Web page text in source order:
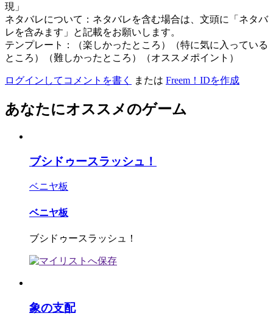
現」
ネタバレについて：ネタバレを含む場合は、文頭に「ネタバ
レを含みます」と記載をお願いします。
テンプレート：（楽しかったところ）（特に気に入っている
ところ）（難しかったところ）（オススメポイント）
ログインしてコメントを書く または Freem！IDを作成
あなたにオススメのゲーム
ブシドゥースラッシュ！
ベニヤ板
ベニヤ板
ブシドゥースラッシュ！
象の支配